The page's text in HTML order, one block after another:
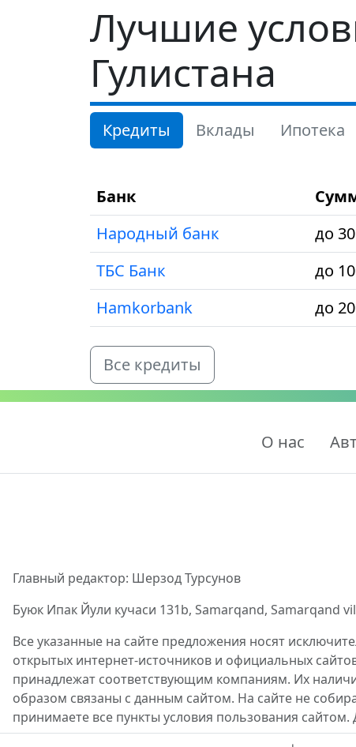
Лучшие
Гулистана
Кредиты Вклады Ипотека
Банк
Народный банк
до
ТБС Банк
до
Hamkorbank
до
Все кредиты
О нас
Главный редактор: Шерзод Турсунов
Буюк Ипак Йули кучаси 131b, Samarqand, Samarqand
Все указанные на сайте предложения носят
открытых интернет-источников и официальных
принадлежат соответствующим компаниям. Их
образом связаны с данным сайтом. На сайте не
принимаете все пункты условия пользования